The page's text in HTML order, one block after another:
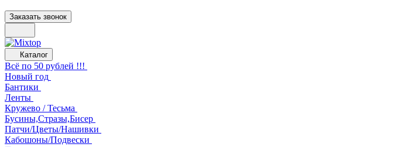
Заказать звонок
Каталог
Всё по 50 рублей !!!
Новый год
Бантики
Ленты
Кружево / Тесьма
Бусины,Стразы,Бисер
Патчи/Цветы/Нашивки
Кабошоны/Подвески